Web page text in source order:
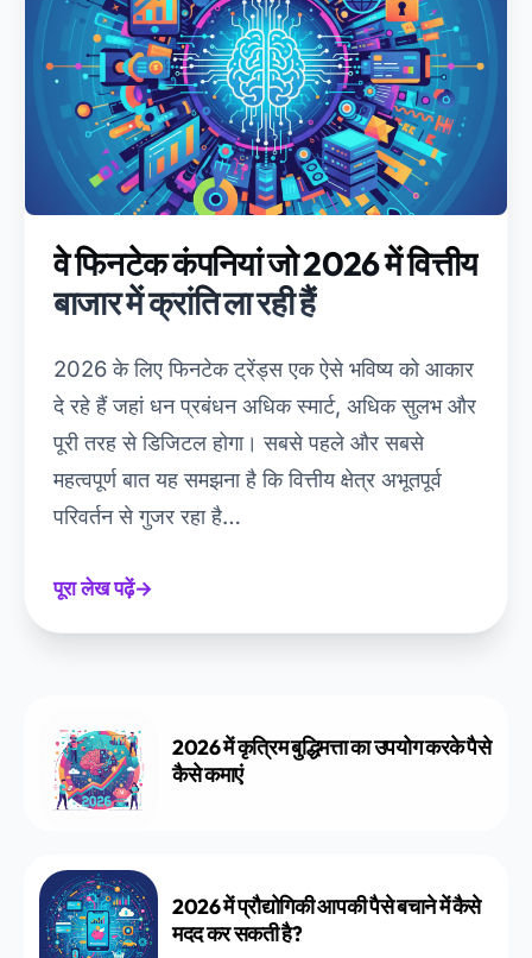
वे फिनटेक कंपनियां जो 2026 में वित्तीय
बाजार में क्रांति ला रही हैं
2026 के लिए फिनटेक ट्रेंड्स एक ऐसे भविष्य को आकार
दे रहे हैं जहां धन प्रबंधन अधिक स्मार्ट, अधिक सुलभ और
पूरी तरह से डिजिटल होगा। सबसे पहले और सबसे
महत्वपूर्ण बात यह समझना है कि वित्तीय क्षेत्र अभूतपूर्व
परिवर्तन से गुजर रहा है…
पूरा लेख पढ़ें→
2026 में कृत्रिम बुद्धिमत्ता का उपयोग करके पैसे
कैसे कमाएं
2026 में प्रौद्योगिकी आपकी पैसे बचाने में कैसे
मदद कर सकती है?